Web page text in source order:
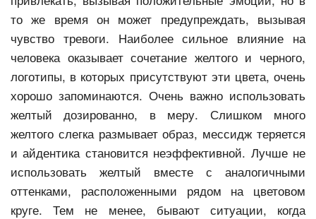
то же время он может предупреждать, вызывая
чувство тревоги. Наиболее сильное влияние на
человека оказывает сочетание желтого и черного,
логотипы, в которых присутствуют эти цвета, очень
хорошо запоминаются. Очень важно использовать
желтый дозированно, в меру. Слишком много
желтого слегка размывает образ, мессидж теряется
и айдентика становится неэффективной. Лучше не
использовать желтый вместе с аналогичными
оттенками, расположенными рядом на цветовом
круге. Тем не менее, бывают ситуации, когда